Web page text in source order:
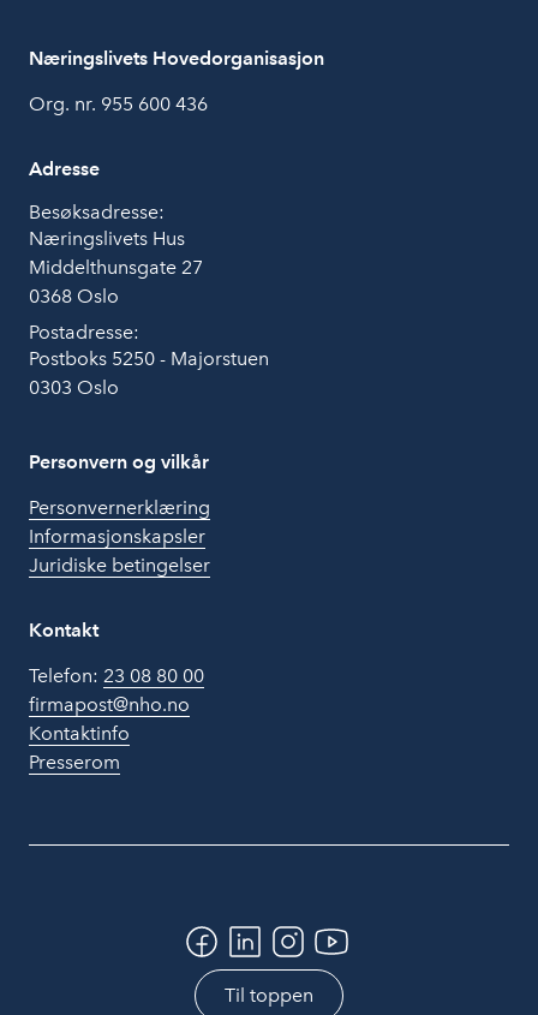
Næringslivets Hovedorganisasjon
Org. nr. 955 600 436
Adresse
Besøksadresse:
Næringslivets Hus
Middelthunsgate 27
0368 Oslo
Postadresse:
Postboks 5250 - Majorstuen
0303 Oslo
Personvern og vilkår
Personvernerklæring
Informasjonskapsler
Juridiske betingelser
Kontakt
Telefon: 23 08 80 00
firmapost@nho.no
Kontaktinfo
Presserom
Til toppen